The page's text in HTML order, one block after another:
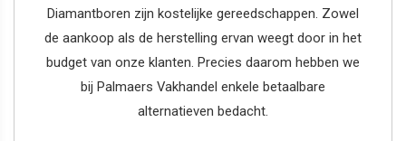
Diamantboren zijn kostelijke gereedschappen. Zowel
de aankoop als de herstelling ervan weegt door in het
budget van onze klanten. Precies daarom hebben we
bij Palmaers Vakhandel enkele betaalbare
alternatieven bedacht.